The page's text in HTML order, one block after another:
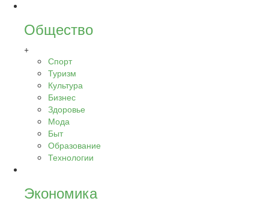
Общество
+
Спорт
Туризм
Культура
Бизнес
Здоровье
Мода
Быт
Образование
Технологии
Экономика